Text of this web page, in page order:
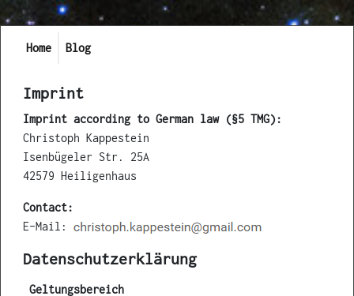
Home Blog
Imprint
Imprint according to German law (§5 TMG):
Christoph Kappestein
Isenbügeler Str. 25A
42579 Heiligenhaus
Contact:
E-Mail:
Datenschutzerklärung
Geltungsbereich